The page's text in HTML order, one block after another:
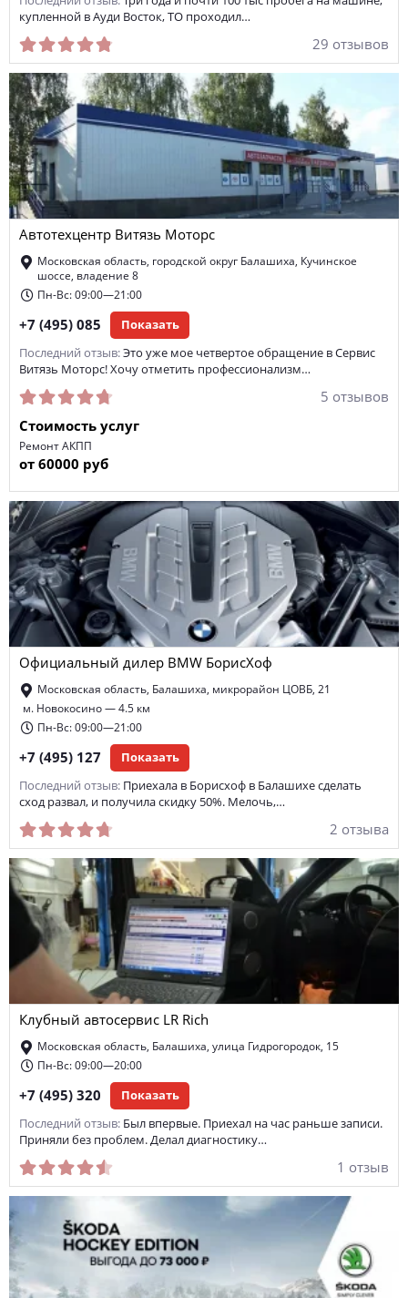
купленной в Ауди Восток, ТО проходил…
29 отзывов
Автотехцентр Витязь Моторс
Московская область, городской округ Балашиха, Кучинское
шоссе, владение 8
Пн-Вс: 09:00—21:00
+7 (495) 085 Показать
Последний отзыв: Это уже мое четвертое обращение в Сервис
Витязь Моторс! Хочу отметить профессионализм…
5 отзывов
Стоимость услуг
Ремонт АКПП
от 60000 руб
Официальный дилер BMW БорисХоф
Московская область, Балашиха, микрорайон ЦОВБ, 21
м. Новокосино — 4.5 км
Пн-Вс: 09:00—21:00
+7 (495) 127 Показать
Последний отзыв: Приехала в Борисхоф в Балашихе сделать
сход развал, и получила скидку 50%. Мелочь,…
2 отзыва
Клубный автосервис LR Rich
Московская область, Балашиха, улица Гидрогородок, 15
Пн-Вс: 09:00—20:00
+7 (495) 320 Показать
Последний отзыв: Был впервые. Приехал на час раньше записи.
Приняли без проблем. Делал диагностику…
1 отзыв